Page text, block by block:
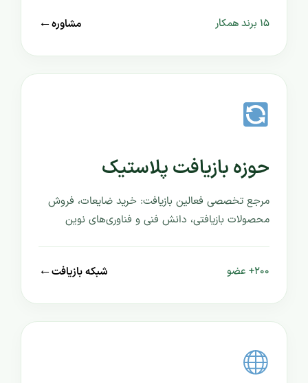
۱۵ برند همکار مشاوره←
حوزه بازیافت پلاستیک
مرجع تخصصی فعالین بازیافت: خرید ضایعات، فروش
محصولات بازیافتی، دانش فنی و فناوری‌های نوین
۲۰۰+ عضو شبکه بازیافت←